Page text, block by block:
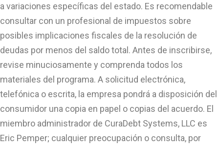
a variaciones específicas del estado. Es recomendable
consultar con un profesional de impuestos sobre
posibles implicaciones fiscales de la resolución de
deudas por menos del saldo total. Antes de inscribirse,
revise minuciosamente y comprenda todos los
materiales del programa. A solicitud electrónica,
telefónica o escrita, la empresa pondrá a disposición del
consumidor una copia en papel o copias del acuerdo. El
miembro administrador de CuraDebt Systems, LLC es
Eric Pemper; cualquier preocupación o consulta, por